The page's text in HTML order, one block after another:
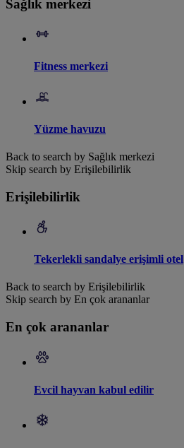
Sağlık merkezi
Fitness merkezi
Yüzme havuzu
Back to search by Sağlık merkezi
Skip search by Erişilebilirlik
Erişilebilirlik
Tekerlekli sandalye erişimli otel
Back to search by Erişilebilirlik
Skip search by En çok arananlar
En çok arananlar
Evcil hayvan kabul edilir